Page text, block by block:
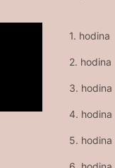
1. hodina
2. hodina
3. hodina
4. hodina
5. hodina